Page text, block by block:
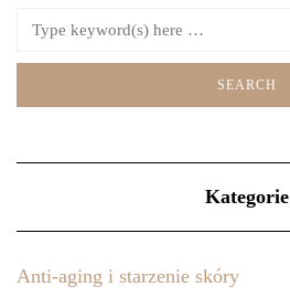
Kategorie
Anti-aging i starzenie skóry